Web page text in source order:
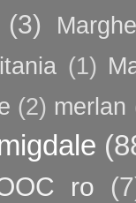
(3)
(1)
(2) merlan
ro